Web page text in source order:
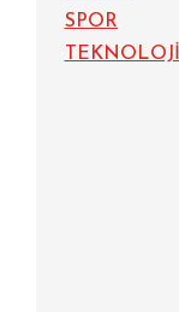
SPOR
TEKNOLOJİ